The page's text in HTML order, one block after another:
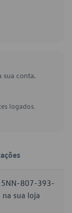
sua conta.
logados.
5NN-807-393-
na sua loja